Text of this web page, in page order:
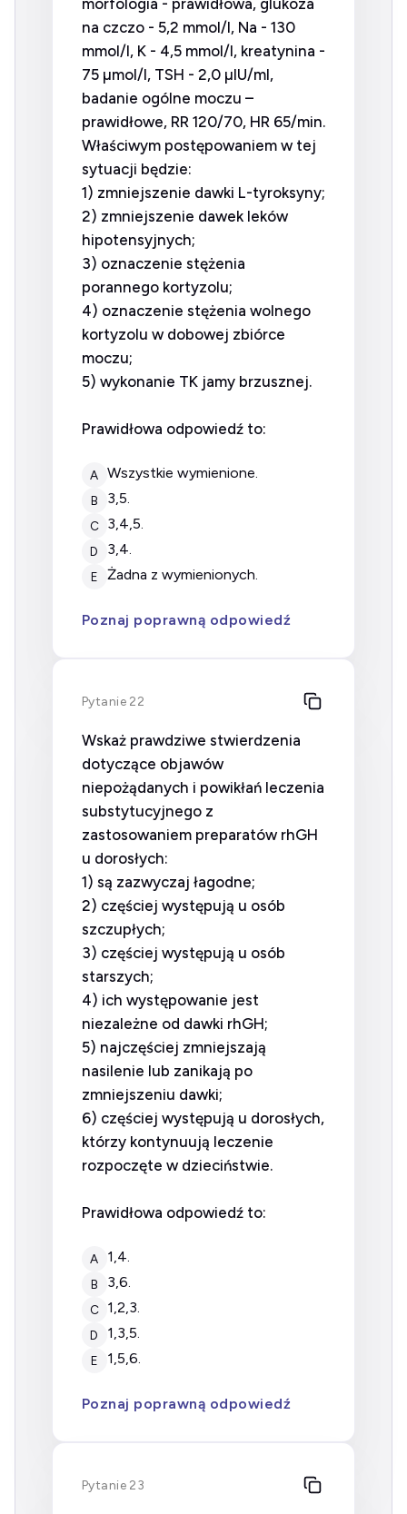
morfologia - prawidłowa, glukoza
na czczo - 5,2 mmol/l, Na - 130
mmol/l, K - 4,5 mmol/l, kreatynina -
75 µmol/l, TSH - 2,0 µIU/ml,
badanie ogólne moczu –
prawidłowe, RR 120/70, HR 65/min.
Właściwym postępowaniem w tej
sytuacji będzie:
1) zmniejszenie dawki L-tyroksyny;
2) zmniejszenie dawek leków
hipotensyjnych;
3) oznaczenie stężenia
porannego kortyzolu;
4) oznaczenie stężenia wolnego
kortyzolu w dobowej zbiórce
moczu;
5) wykonanie TK jamy brzusznej.
Prawidłowa odpowiedź to:
A wszystkie wymienione.
B 3,5.
C 3,4,5.
D 3,4.
E żadna z wymienionych.
Poznaj poprawną odpowiedź
Pytanie 22
Wskaż prawdziwe stwierdzenia
dotyczące objawów
niepożądanych i powikłań leczenia
substytucyjnego z
zastosowaniem preparatów rhGH
u dorosłych:
1) są zazwyczaj łagodne;
2) częściej występują u osób
szczupłych;
3) częściej występują u osób
starszych;
4) ich występowanie jest
niezależne od dawki rhGH;
5) najczęściej zmniejszają
nasilenie lub zanikają po
zmniejszeniu dawki;
6) częściej występują u dorosłych,
którzy kontynuują leczenie
rozpoczęte w dzieciństwie.
Prawidłowa odpowiedź to:
A 1,4.
B 3,6.
C 1,2,3.
D 1,3,5.
E 1,5,6.
Poznaj poprawną odpowiedź
Pytanie 23